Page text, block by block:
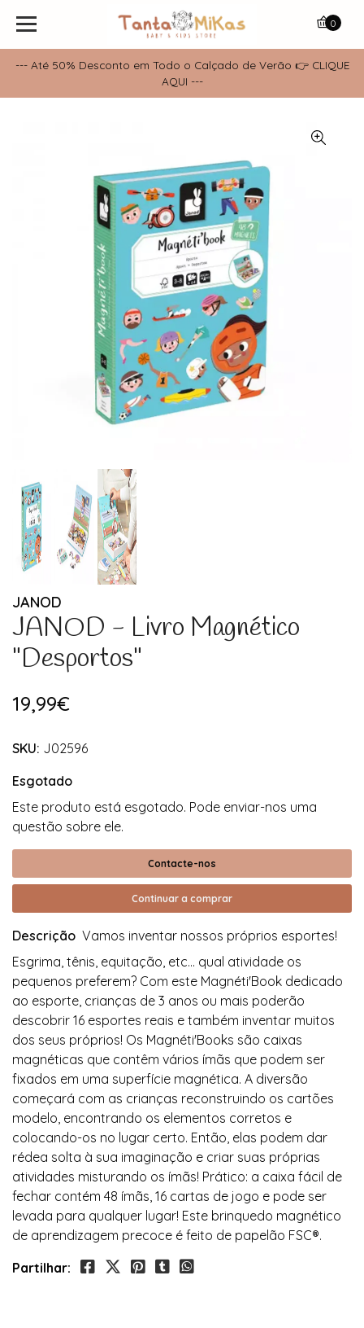
--- Até 50% Desconto em Todo o Calçado de Verão 👉 CLIQUE
AQUI ---
0
JANOD
JANOD - Livro Magnético
"Desportos"
19,99€
SKU: J02596
Esgotado
Este produto está esgotado. Pode enviar-nos uma
questão sobre ele.
Contacte-nos
Continuar a comprar
Descrição Vamos inventar nossos próprios esportes!
Esgrima, tênis, equitação, etc... qual atividade os
pequenos preferem? Com ​​este Magnéti'Book dedicado
ao esporte, crianças de 3 anos ou mais poderão
descobrir 16 esportes reais e também inventar muitos
dos seus próprios! Os Magnéti'Books são caixas
magnéticas que contêm vários ímãs que podem ser
fixados em uma superfície magnética. A diversão
começará com as crianças reconstruindo os cartões
modelo, encontrando os elementos corretos e
colocando-os no lugar certo. Então, elas podem dar
rédea solta à sua imaginação e criar suas próprias
atividades misturando os ímãs! Prático: a caixa fácil de
fechar contém 48 ímãs, 16 cartas de jogo e pode ser
levada para qualquer lugar! Este brinquedo magnético
de aprendizagem precoce é feito de papelão FSC®.
Partilhar: